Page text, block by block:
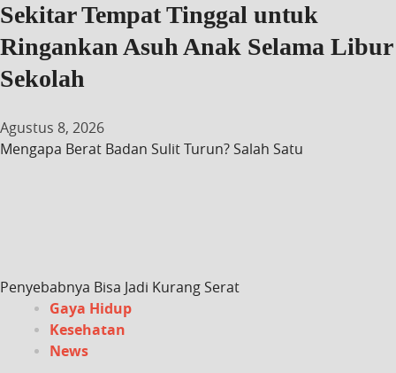
Sekitar Tempat Tinggal untuk
Ringankan Asuh Anak Selama Libur
Sekolah
Agustus 8, 2026
Mengapa Berat Badan Sulit Turun? Salah Satu
Penyebabnya Bisa Jadi Kurang Serat
Gaya Hidup
Kesehatan
News